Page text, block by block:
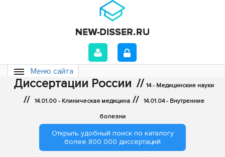
Меню сайта
Диссертации России // 14 - Медицинские науки
// 14.01.00 - Клиническая медицина // 14.01.04 - Внутренние
болезни
Открыть удобный поиск по каталогу
более 800 000 диссертаций